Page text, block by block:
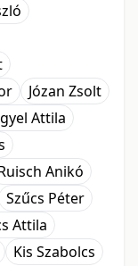
Józan Zsolt
Attila
Anikó
Szűcs Péter
Attila
Kis Szabolcs